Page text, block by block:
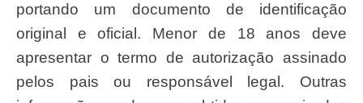
portando um documento de identificação
original e oficial. Menor de 18 anos deve
apresentar o termo de autorização assinado
pelos pais ou responsável legal. Outras